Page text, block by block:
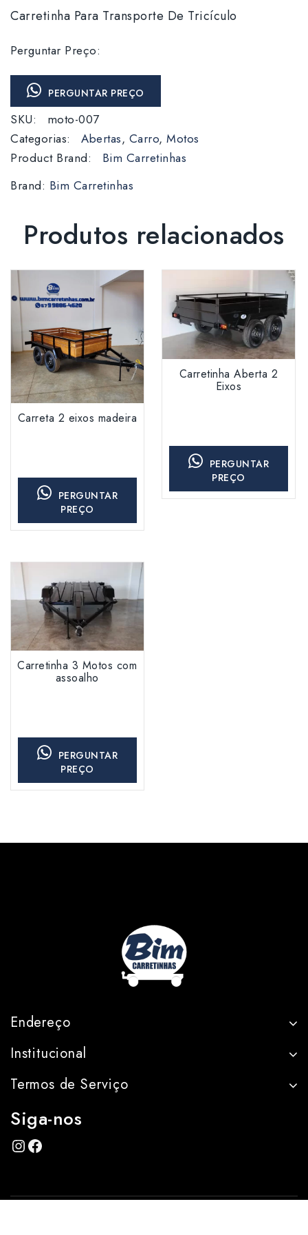
Carretinha Para Transporte De Tricículo
Perguntar Preço:
PERGUNTAR PREÇO
SKU:
moto-007
Categorias:
Abertas, Carro, Motos
Product Brand:
Bim Carretinhas
Brand: Bim Carretinhas
Produtos relacionados
Carreta 2 eixos madeira
PERGUNTAR
PREÇO
Carretinha Aberta 2
Eixos
PERGUNTAR
PREÇO
Carretinha 3 Motos com
assoalho
PERGUNTAR
PREÇO
Endereço
Institucional
Termos de Serviço
Siga-nos